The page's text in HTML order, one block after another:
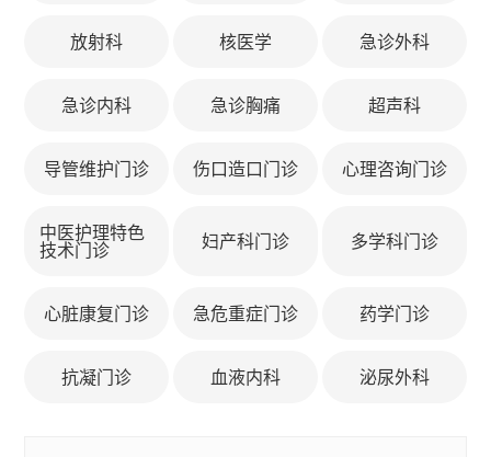
放射科 核医学 急诊外科
急诊内科 急诊胸痛 超声科
导管维护门诊 伤口造口门诊 心理咨询门诊
中医护理特色
技术门诊
妇产科门诊 多学科门诊
心脏康复门诊 急危重症门诊 药学门诊
抗凝门诊 血液内科 泌尿外科